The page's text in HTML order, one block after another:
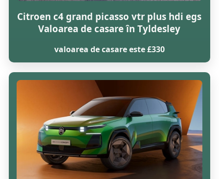
Citroen c4 grand picasso vtr plus hdi egs
Valoarea de casare în Tyldesley
valoarea de casare este £330